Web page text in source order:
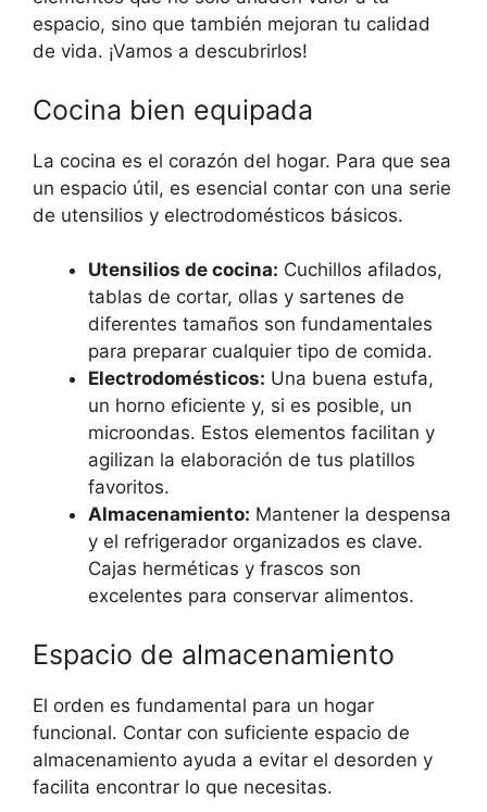
espacio, sino que también mejoran tu calidad
de vida. ¡Vamos a descubrirlos!
Cocina bien equipada
La cocina es el corazón del hogar. Para que sea
un espacio útil, es esencial contar con una serie
de utensilios y electrodomésticos básicos.
Utensilios de cocina: Cuchillos afilados,
tablas de cortar, ollas y sartenes de
diferentes tamaños son fundamentales
para preparar cualquier tipo de comida.
Electrodomésticos: Una buena estufa,
un horno eficiente y, si es posible, un
microondas. Estos elementos facilitan y
agilizan la elaboración de tus platillos
favoritos.
Almacenamiento: Mantener la despensa
y el refrigerador organizados es clave.
Cajas herméticas y frascos son
excelentes para conservar alimentos.
Espacio de almacenamiento
El orden es fundamental para un hogar
funcional. Contar con suficiente espacio de
almacenamiento ayuda a evitar el desorden y
facilita encontrar lo que necesitas.